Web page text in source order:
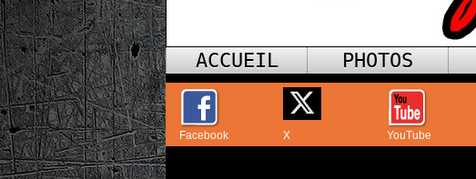
ACCUEIL PHOTOS
Facebook X YouTube